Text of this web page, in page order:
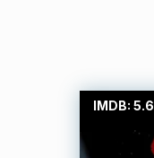
IMDB: 5.6